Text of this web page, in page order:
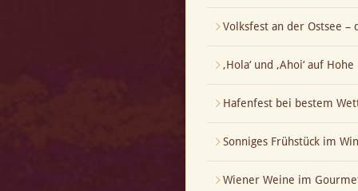
Volksfest an der Ostsee –
‚Hola‘ und ‚Ahoi‘ auf
Hafenfest bei bestem
Sonniges Frühstück im
Wiener Weine im